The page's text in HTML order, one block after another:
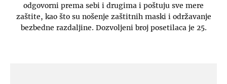
odgovorni prema sebi i drugima i poštuju sve mere
zaštite, kao što su nošenje zaštitnih maski i održavanje
bezbedne razdaljine. Dozvoljeni broj posetilaca je 25.